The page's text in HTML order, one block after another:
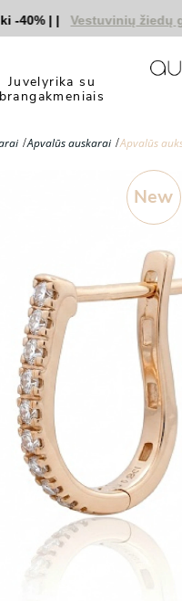
|| Vestuvinių žiedų
Juvelyrika su
brangakmeniais
Apvalūs auskarai Apvalūs
New